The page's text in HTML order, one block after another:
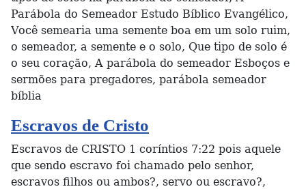
Parábola do Semeador Estudo Bíblico Evangélico,
Você semearia uma semente boa em um solo ruim,
o semeador, a semente e o solo, Que tipo de solo é
o seu coração, A parábola do semeador Esboços e
sermões para pregadores, parábola semeador
bíblia
Escravos de Cristo
Escravos de CRISTO 1 coríntios 7:22 pois aquele
que sendo escravo foi chamado pelo senhor,
escravos filhos ou ambos?, servo ou escravo?,